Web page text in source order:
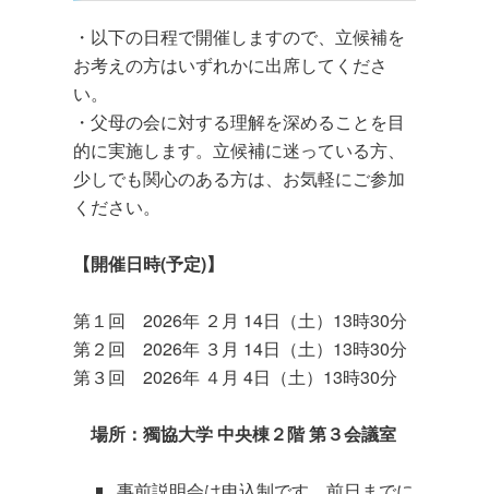
・以下の日程で開催しますので、立候補を
お考えの方はいずれかに出席してくださ
い。
・父母の会に対する理解を深めることを目
的に実施します。立候補に迷っている方、
少しでも関心のある方は、お気軽にご参加
ください。
【開催日時(予定)】
第１回 2026年 ２月 14日（土）13時30分
第２回 2026年 ３月 14日（土）13時30分
第３回 2026年 ４月 4日（土）13時30分
場所：獨協大学 中央棟２階 第３会議室